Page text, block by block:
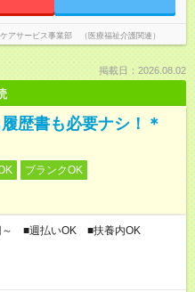
アサービス事業部 （医療福祉介護関連）
掲載日：2026.08.02
歴書も必要ナシ！＊
ブランクOK
～ ■週払いOK ■扶養内OK